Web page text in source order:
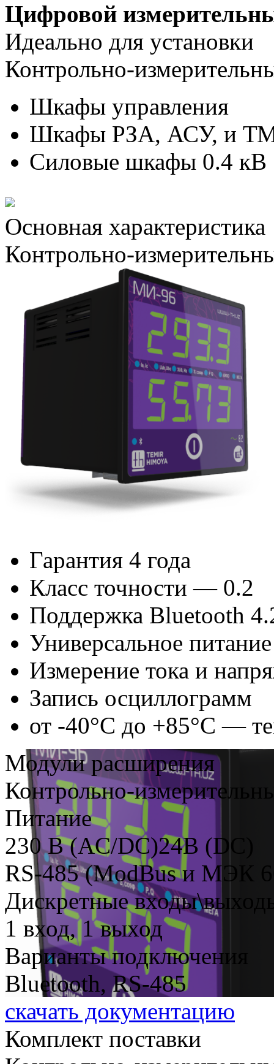
Цифровой
Идеально для установки
Контрольно-
Шкафы управления
Шкафы РЗА, АСУ, и
Силовые шкафы 0.4 кВ
Основная характеристика
Контрольно-
Гарантия 4 года
Класс точности — 0.2
Поддержка Bluetooth
Универсальное
Измерение тока и
Запись осциллограмм
от -40°C до +85°C —
Модули расширения
Контрольно-
Питание
230 В (AC/DC)24В (DC)
RS-485 (ModBus и МЭК
Дискретные
1 вход, 1 выход
Варианты подключения
Bluetooth, RS-485
скачать документацию
Комплект поставки